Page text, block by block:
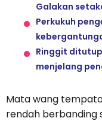
Galakan
Perkukuh
Ringgit
menjelang
Mata wang
rendah berbanding